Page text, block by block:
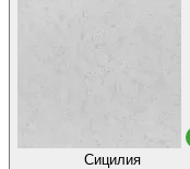
Сицилия